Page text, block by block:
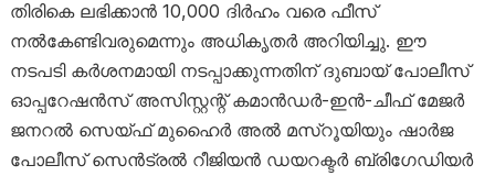
തിരികെ ലഭിക്കാൻ 10,000 ദിർഹം വരെ ഫീസ്
നൽകേണ്ടിവരുമെന്നും അധികൃതർ അറിയിച്ചു. ഈ
നടപടി കർശനമായി നടപ്പാക്കുന്നതിന് ദുബായ് പോലീസ്
ഓപ്പറേഷൻസ് അസിസ്റ്റന്റ് കമാൻഡർ-ഇൻ-ചീഫ് മേജർ
ജനറൽ സെയ്ഫ് മുഹൈർ അൽ മസ്‌റൂയിയും ഷാർജ
പോലീസ് സെൻട്രൽ റീജിയൻ ഡയറക്ടർ ബ്രിഗേഡിയർ